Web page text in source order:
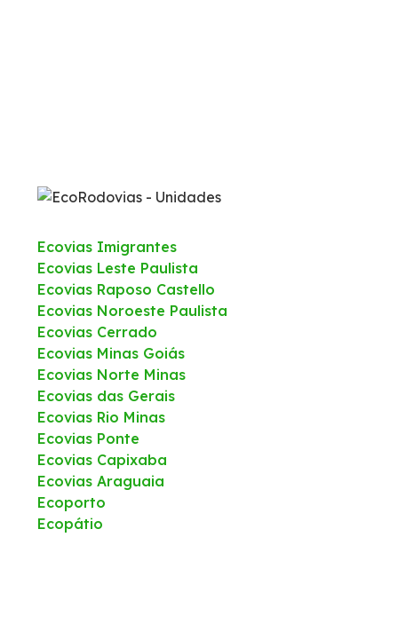
Ecovias Imigrantes
Ecovias Leste Paulista
Ecovias Raposo Castello
Ecovias Noroeste Paulista
Ecovias Cerrado
Ecovias Minas Goiás
Ecovias Norte Minas
Ecovias das Gerais
Ecovias Rio Minas
Ecovias Ponte
Ecovias Capixaba
Ecovias Araguaia
Ecoporto
Ecopátio